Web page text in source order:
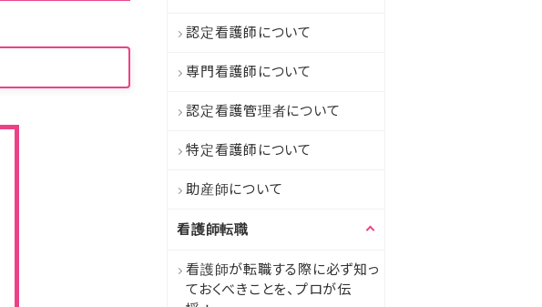
認定看護師について
専門看護師について
認定看護管理者について
特定看護師について
助産師について
看護師転職
看護師が転職する際に必ず知っ
ておくべきことを、プロが伝